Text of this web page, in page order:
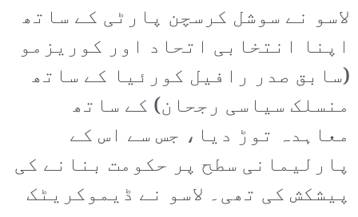
لاسو نے سوشل کرسچن پارٹی کے ساتھ
اپنا انتخابی اتحاد اور کوریزمو
(سابق صدر رافیل کورئیا کے ساتھ
منسلک سیاسی رجحان) کے ساتھ
معاہدہ توڑ دیا، جس سے اس کے
پارلیمانی سطح پر حکومت بنانے کی
پیشکش کی تھی۔ لاسو نے ڈیموکریٹک